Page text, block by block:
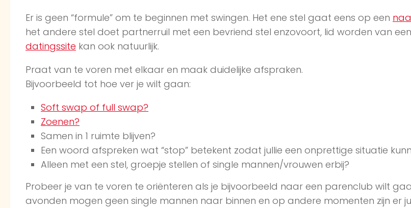
Er is geen “formule” om te beginnen met swingen. Het ene stel gaat eens op een
het andere stel doet partnerruil met een bevriend stel enzovoort, lid worden van
datingssite kan ook natuurlijk.
Praat van te voren met elkaar en maak duidelijke afspraken.
Bijvoorbeeld tot hoe ver je wilt gaan:
Soft swap of full swap?
Zoenen?
Samen in 1 ruimte blijven?
Een woord afspreken wat “stop” betekent zodat jullie een onprettige situatie
Alleen met een stel, groepje stellen of single mannen/vrouwen erbij?
Probeer je van te voren te oriënteren als je bijvoorbeeld naar een parenclub wilt
avonden mogen geen single mannen naar binnen en op andere momenten zijn er